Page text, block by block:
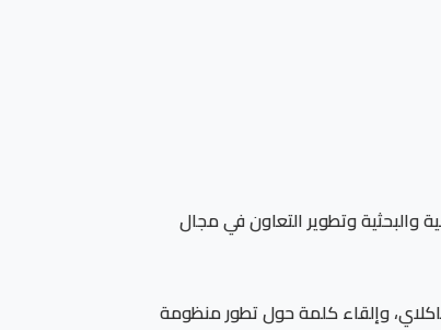
والبحثية وتطوير التعاون في مجال
وإلقاء كلمة حول تطور منظومة